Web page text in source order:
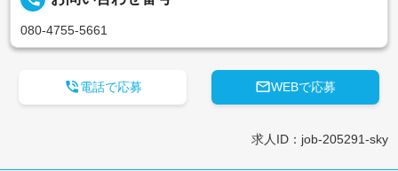
080-4755-5661
WEBで応募
電話で応募
求人ID：job-205291-sky